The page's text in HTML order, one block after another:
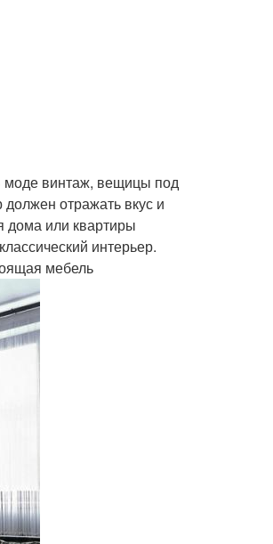
моде винтаж, вещицы под
отражать вкус и
дома или квартиры
интерьер.
мебель